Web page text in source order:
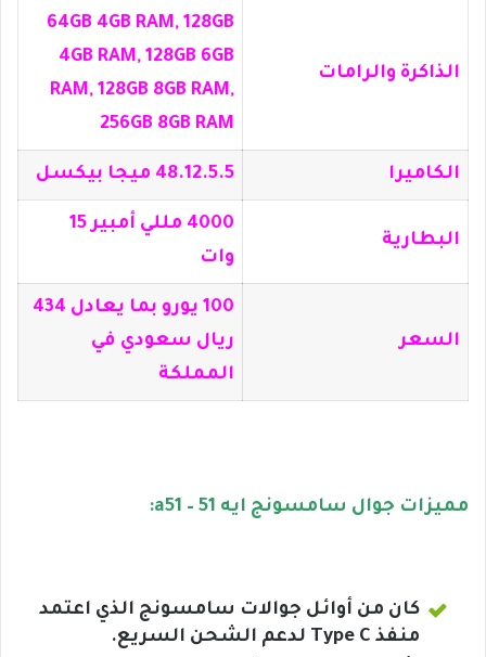
الذاكرة والرامات
64GB 4GB RAM, 128GB
4GB RAM, 128GB 6GB
RAM, 128GB 8GB RAM,
256GB 8GB RAM
الكاميرا 48.12.5.5 ميجا بيكسل
البطارية
4000 مللي أمبير 15
وات
السعر
100 يورو بما يعادل 434
ريال سعودي في
المملكة
مميزات جوال سامسونج ايه 51 – a51:
كان من أوائل جوالات سامسونج الذي اعتمد
منفذ Type C لدعم الشحن السريع.